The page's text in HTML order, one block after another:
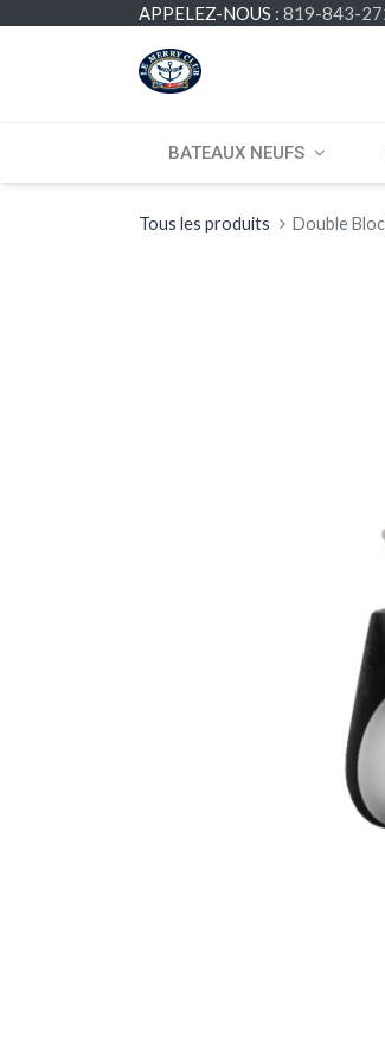
APPELEZ-NOUS : 819-843-
BATEAUX NEUFS
Tous les produits Double